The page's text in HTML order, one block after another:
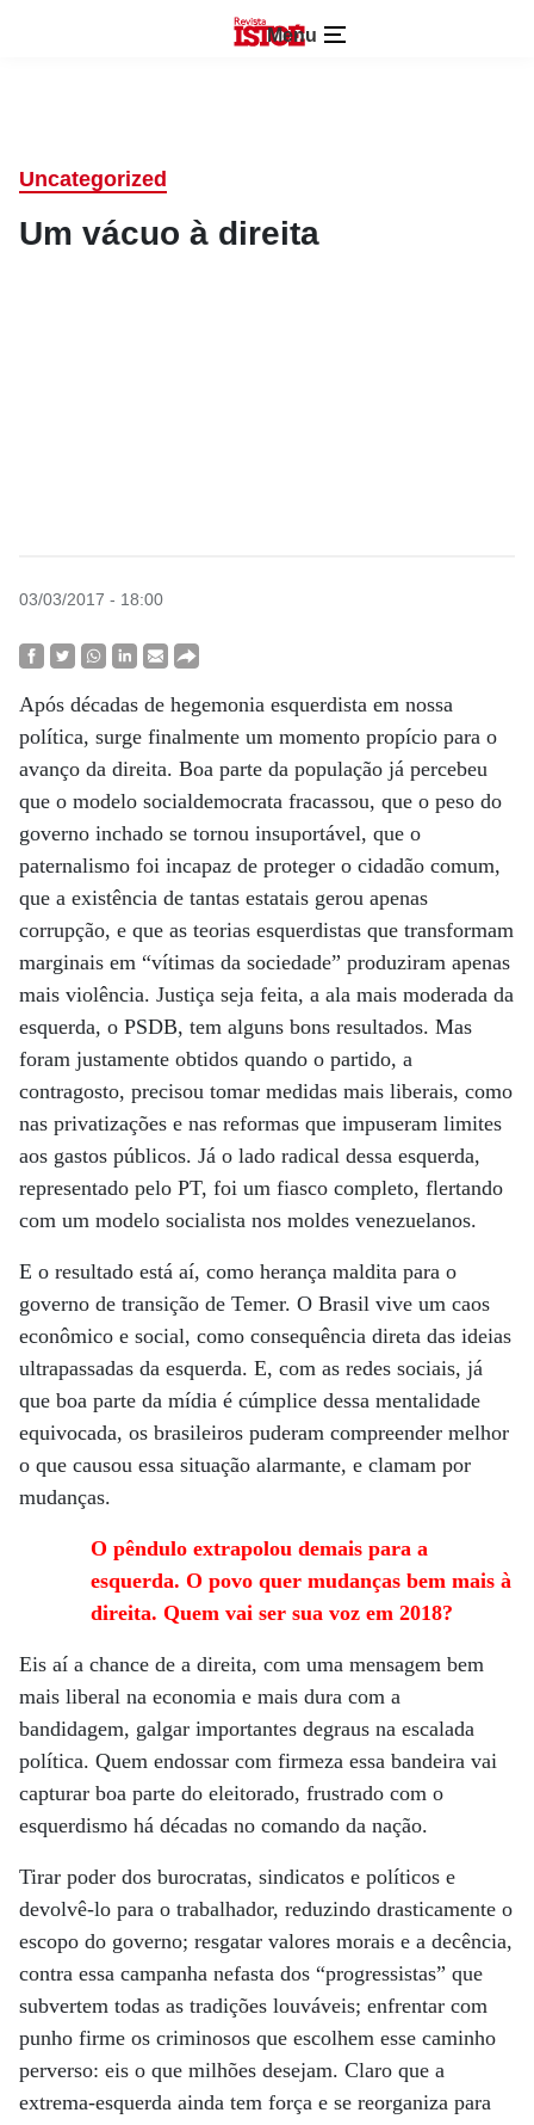
Menu
Uncategorized
Um vácuo à direita
03/03/2017 - 18:00
Após décadas de hegemonia esquerdista em nossa
política, surge finalmente um momento propício para o
avanço da direita. Boa parte da população já percebeu
que o modelo socialdemocrata fracassou, que o peso do
governo inchado se tornou insuportável, que o
paternalismo foi incapaz de proteger o cidadão comum,
que a existência de tantas estatais gerou apenas
corrupção, e que as teorias esquerdistas que transformam
marginais em “vítimas da sociedade” produziram apenas
mais violência. Justiça seja feita, a ala mais moderada da
esquerda, o PSDB, tem alguns bons resultados. Mas
foram justamente obtidos quando o partido, a
contragosto, precisou tomar medidas mais liberais, como
nas privatizações e nas reformas que impuseram limites
aos gastos públicos. Já o lado radical dessa esquerda,
representado pelo PT, foi um fiasco completo, flertando
com um modelo socialista nos moldes venezuelanos.
E o resultado está aí, como herança maldita para o
governo de transição de Temer. O Brasil vive um caos
econômico e social, como consequência direta das ideias
ultrapassadas da esquerda. E, com as redes sociais, já
que boa parte da mídia é cúmplice dessa mentalidade
equivocada, os brasileiros puderam compreender melhor
o que causou essa situação alarmante, e clamam por
mudanças.
O pêndulo extrapolou demais para a
esquerda. O povo quer mudanças bem mais à
direita. Quem vai ser sua voz em 2018?
Eis aí a chance de a direita, com uma mensagem bem
mais liberal na economia e mais dura com a
bandidagem, galgar importantes degraus na escalada
política. Quem endossar com firmeza essa bandeira vai
capturar boa parte do eleitorado, frustrado com o
esquerdismo há décadas no comando da nação.
Tirar poder dos burocratas, sindicatos e políticos e
devolvê-lo para o trabalhador, reduzindo drasticamente o
escopo do governo; resgatar valores morais e a decência,
contra essa campanha nefasta dos “progressistas” que
subvertem todas as tradições louváveis; enfrentar com
punho firme os criminosos que escolhem esse caminho
perverso: eis o que milhões desejam. Claro que a
extrema-esquerda ainda tem força e se reorganiza para